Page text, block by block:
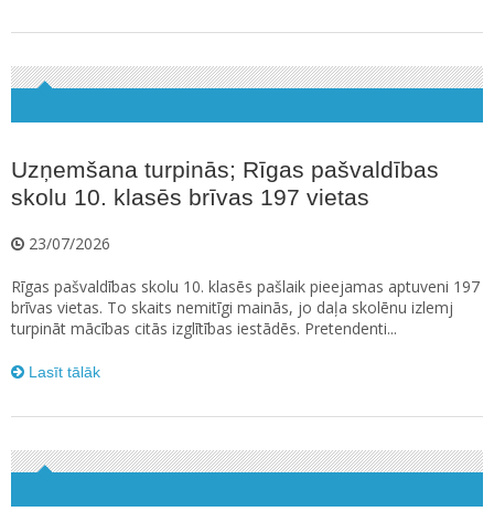
Uzņemšana turpinās; Rīgas pašvaldības
skolu 10. klasēs brīvas 197 vietas
23/07/2026
Rīgas pašvaldības skolu 10. klasēs pašlaik pieejamas aptuveni 197
brīvas vietas. To skaits nemitīgi mainās, jo daļa skolēnu izlemj
turpināt mācības citās izglītības iestādēs. Pretendenti...
Lasīt tālāk